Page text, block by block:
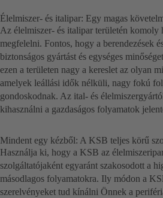
Élelmiszer- és italipar: Egy magas
Az élelmiszer- és italipar területén
megfelelni. Fontos, hogy a berendezések
biztonságos gyártást és egységes
ezen a területen nagy a kereslet az olyan
amelyek leállási idők nélküli, nagy fokú
gondoskodnak. Az ital- és
kihasználni a gazdaságos folyamatok
Mindent egy kézből: A KSB teljes körű
Használja ki, hogy a KSB az
szolgáltatójaként egyaránt szakosodott a
másodlagos folyamatokra. Ily módon a
szerelvényeket tud kínálni Önnek a